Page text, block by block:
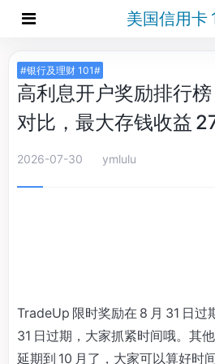
美国信用卡
#银行及理财 101#
高利息开户奖励排行
对比，最大存钱收益
2026-07-30 ymlulu
TradeUp 限时奖励在 8 月 31 日过
31 日过期，大家抓紧时间哦。其
延期到 10 月了，大家可以算好时